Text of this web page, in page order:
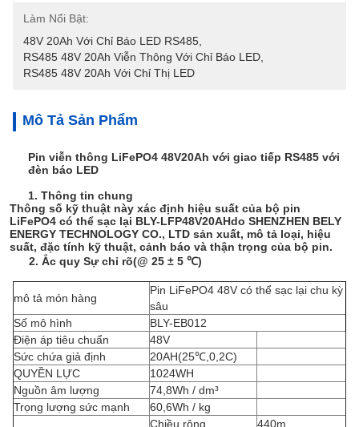
Làm Nổi Bật:
48V 20Ah Với Chỉ Báo LED RS485
RS485 48V 20Ah Viễn Thông Với Chỉ Báo LED
RS485 48V 20Ah Với Chỉ Thị LED
Mô Tả Sản Phẩm
Pin viễn thông LiFePO4 48V20Ah với giao tiếp RS485 với
đèn báo LED
1. Thông tin chung
Thông số kỹ thuật này xác định hiệu suất của bộ pin
LiFePO4 có thể sạc lại BLY-LFP48V20AHdo SHENZHEN BELY
ENERGY TECHNOLOGY CO., LTD sản xuất, mô tả loại, hiệu
suất, đặc tính kỹ thuật, cảnh báo và thận trọng của bộ pin.
2.Ắc quySự chỉ rõ(@ 25 ± 5 ℃)
mô tả món hàng
Pin LiFePO4 48V có thể sạc lại chu kỳ
sâu
Số mô hình
BLY-EB012
Điện áp tiêu chuẩn
48V
Sức chứa giả định
20AH(25℃, 0,2C)
QUYỀN LỰC
1024WH
Nguồn âm lượng
74,8Wh / dm³
Trọng lượng sức mạnh
60,6Wh / kg
Chiều rộng
440m